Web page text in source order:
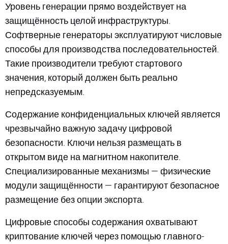
Уровень генерации прямо воздействует на
защищённость целой инфраструктуры.
Софтверные генераторы эксплуатируют числовые
способы для производства последовательностей.
Такие производители требуют стартового
значения, который должен быть реально
непредсказуемым.
Содержание конфиденциальных ключей является
чрезвычайно важную задачу цифровой
безопасности. Ключи нельзя размещать в
открытом виде на магнитном накопителе.
Специализированные механизмы — физические
модули защищённости — гарантируют безопасное
размещение без опции экспорта.
Цифровые способы содержания охватывают
криптование ключей через помощью главного-